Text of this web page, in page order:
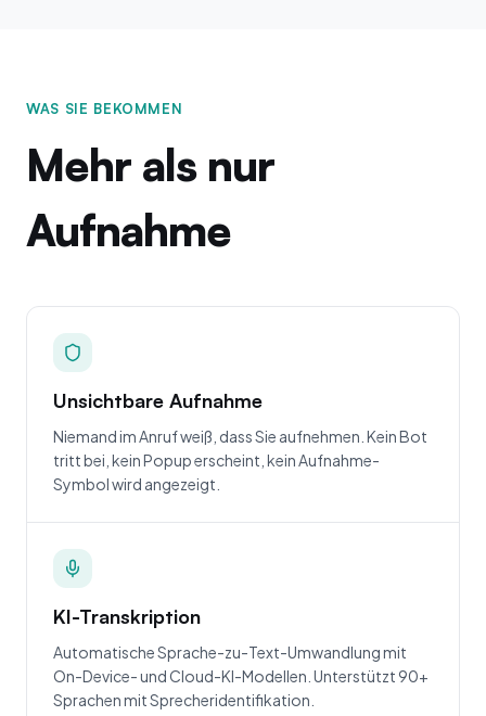
WAS SIE BEKOMMEN
Mehr als nur
Aufnahme
Unsichtbare Aufnahme
Niemand im Anruf weiß, dass Sie aufnehmen. Kein Bot
tritt bei, kein Popup erscheint, kein Aufnahme-
Symbol wird angezeigt.
KI-Transkription
Automatische Sprache-zu-Text-Umwandlung mit
On-Device- und Cloud-KI-Modellen. Unterstützt 90+
Sprachen mit Sprecheridentifikation.